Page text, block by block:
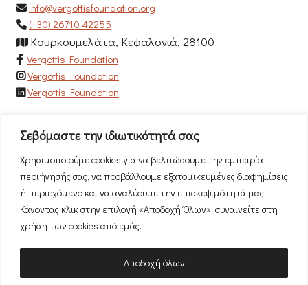
Σεβόμαστε την ιδιωτικότητά σας
Χρησιμοποιούμε cookies για να βελτιώσουμε την εμπειρία
περιήγησής σας, να προβάλλουμε εξατομικευμένες διαφημίσεις
ή περιεχόμενο και να αναλύουμε την επισκεψιμότητά μας.
Κάνοντας κλικ στην επιλογή «Αποδοχή Όλων», συναινείτε στη
χρήση των cookies από εμάς.
Αποδοχή όλων
info@vergottisfoundation.org
(+30) 26710 42255
Κουρκουμελάτα, Κεφαλονιά, 28100
Vergottis Foundation
Vergottis Foundation
Vergottis Foundation
Newsletter
Εγγραφείτε στο newsletter μας για να μαθαίνετε πρώτοι τα
νέα μας!